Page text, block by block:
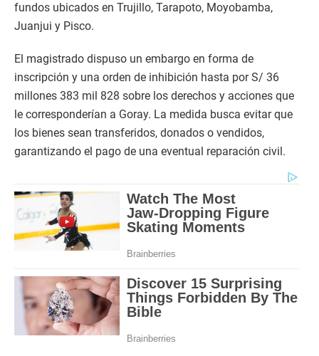
fundos ubicados en Trujillo, Tarapoto, Moyobamba,
Juanjui y Pisco.
El magistrado dispuso un embargo en forma de
inscripción y una orden de inhibición hasta por S/ 36
millones 383 mil 828 sobre los derechos y acciones que
le corresponderían a Goray. La medida busca evitar que
los bienes sean transferidos, donados o vendidos,
garantizando el pago de una eventual reparación civil.